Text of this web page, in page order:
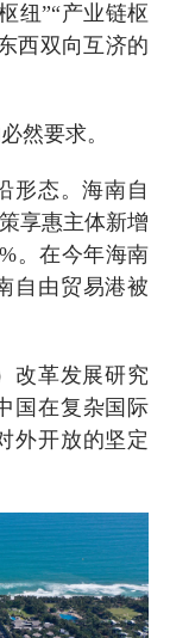
纽”“产业链枢
西双向互济的
然要求。
形态。海南自
享惠主体新增
。在今年海南
自由贸易港被
改革发展研究
国在复杂国际
外开放的坚定